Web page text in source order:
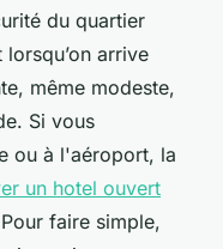
du quartier
arrive
même modeste,
Si vous
ou à l'aéroport, la
un hotel ouvert
faire simple,